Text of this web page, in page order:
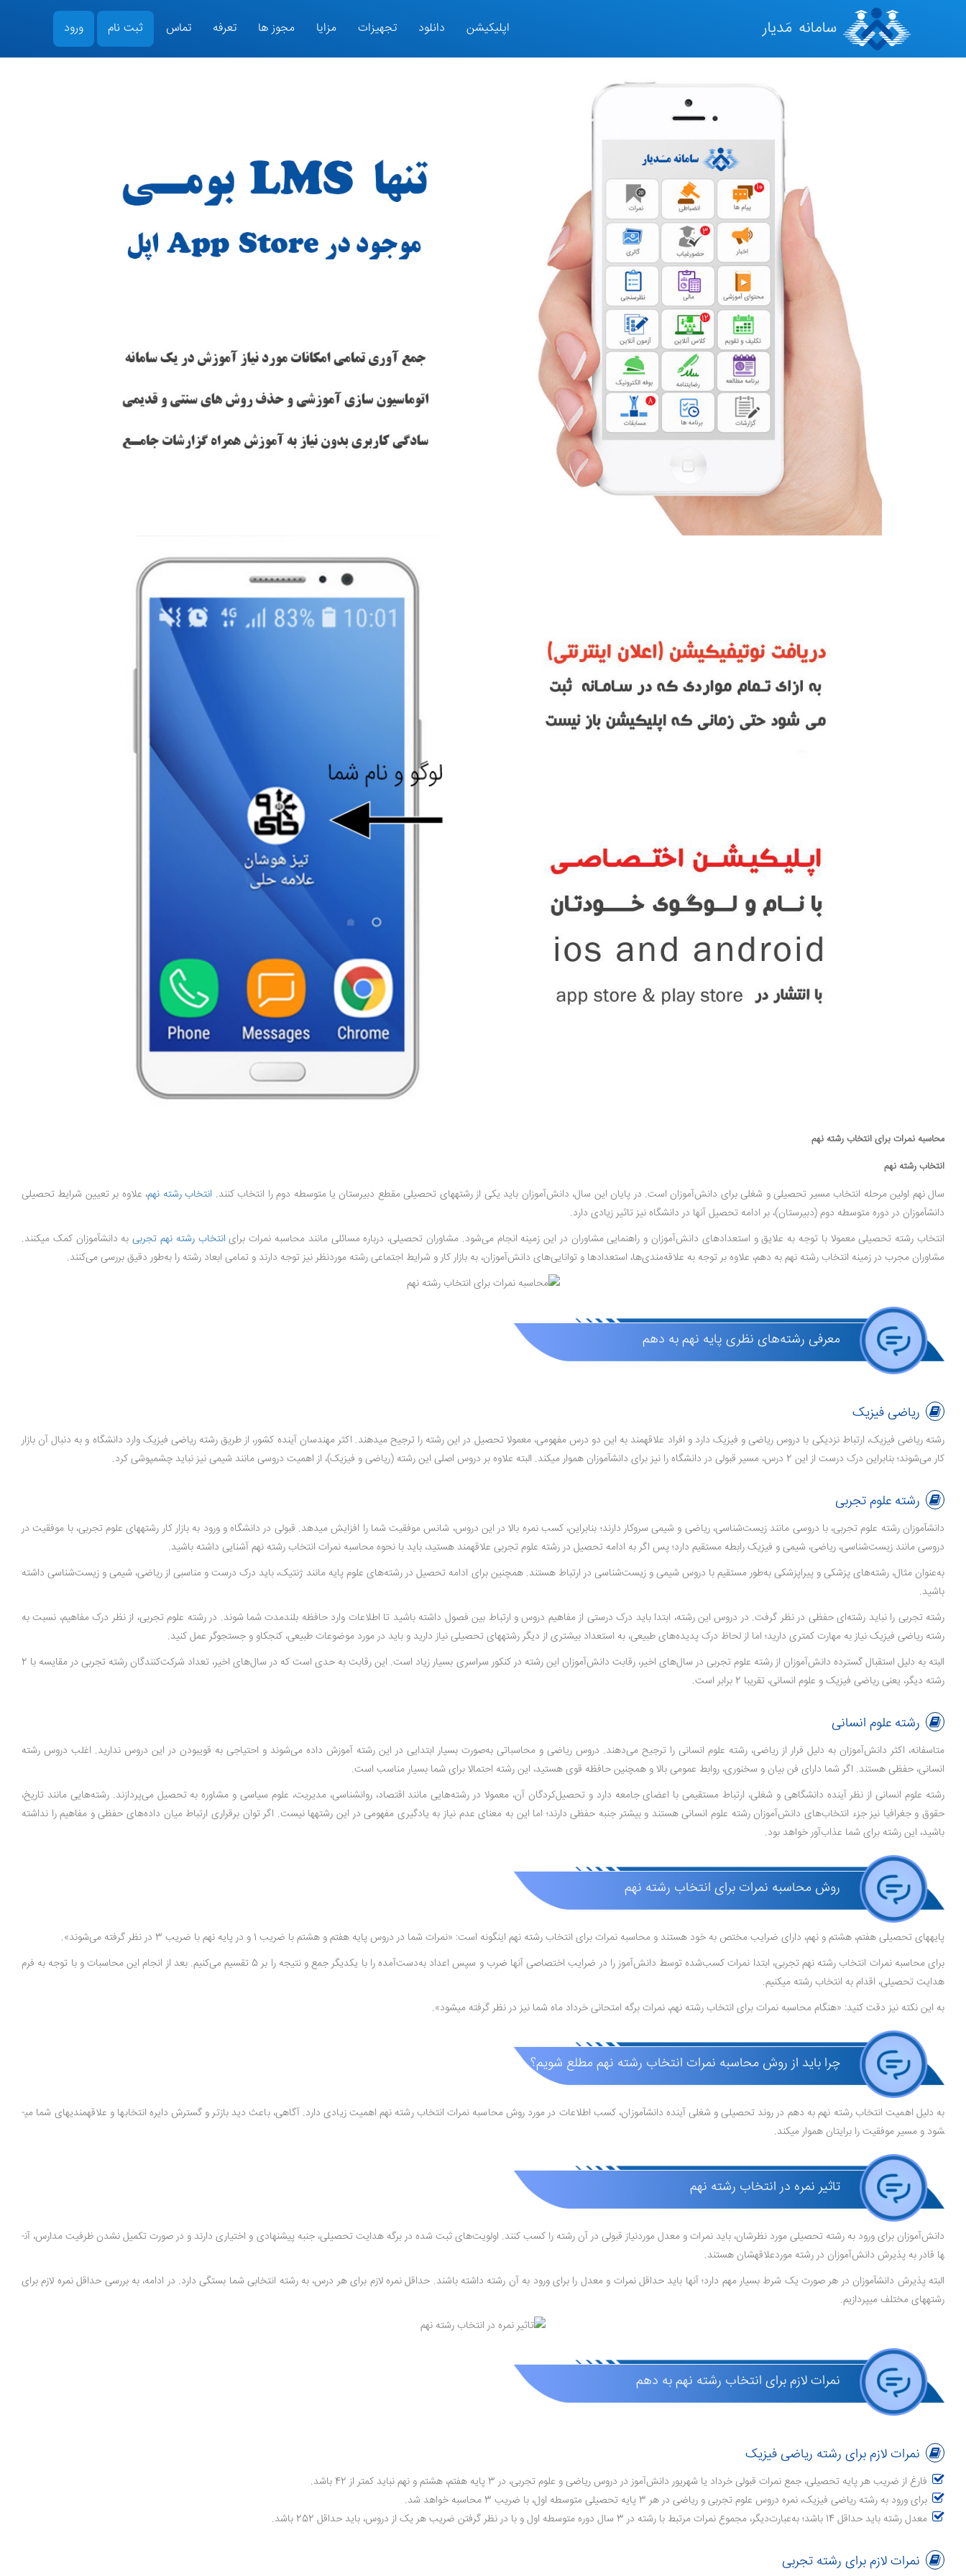
اپلیکیشن دانلود تجهیزات مزایا مجوز ها تعرفه تماس ثبت نام ورود
محاسبه نمرات برای انتخاب رشته نهم
انتخاب رشته نهم
سال نهم اولین‌ مرحله انتخاب مسیر تحصیلی و شغلی برای دانش‌آموزان است. در پایان این سال، دانش‌آموزان باید یکی از رشته­های تحصیلی مقطع دبیرستان یا متوسطه دوم را انتخاب کنند. انتخاب رشته نهم، علاوه بر تعیین شرایط تحصیلی
دانش­آموزان در دوره متوسطه دوم (دبیرستان)، بر ادامه تحصیل آن­ها در دانشگاه نیز تاثیر زیادی دارد.
انتخاب رشته تحصیلی معمولا با توجه به علایق و استعدادهای دانش‌آموزان و راهنمایی مشاوران در این زمینه انجام می‌شود. مشاوران تحصیلی، درباره مسائلی مانند محاسبه نمرات برایانتخاب رشته نهم تجربیبه دانش­آموزان کمک می­کنند.
مشاوران مجرب در زمینه انتخاب رشته نهم به دهم، علاوه بر توجه به علاقه‌مندی‌ها، استعدادها و توانایی‌های دانش‌آموزان، به بازار کار و شرایط اجتماعی رشته موردنظر نیز توجه دارند و تمامی ابعاد رشته را به‌طور دقیق بررسی می‌کنند.
معرفی رشته‌های نظری پایه نهم به دهم
ریاضی فیزیک
رشته ریاضی فیزیک، ارتباط نزدیکی با دروس ریاضی و فیزیک دارد و افراد علاقه­مند به این دو درس مفهومی، معمولا تحصیل در این رشته را ترجیح می­دهند. اکثر مهندسان آینده کشور، از طریق رشته ریاضی فیزیک وارد دانشگاه و به دنبال آن بازار
کار می‌شوند؛ بنابراین درک درست از این 2 درس، مسیر قبولی در دانشگاه را نیز برای دانش­آموزان هموار می­کند. البته علاوه بر دروس اصلی این رشته (ریاضی و فیزیک)، از اهمیت دروسی مانند شیمی نیز نباید چشم­پوشی کرد.
رشته علوم تجربی
دانش­آموزان رشته علوم تجربی، با دروسی مانند زیست‌شناسی، ریاضی و شیمی سروکار دارند؛ بنابراین، کسب نمره بالا در این دروس، شانس موفقیت شما را افزایش می­دهد. قبولی در دانشگاه و ورود به بازار کار رشته­های علوم تجربی، با موفقیت در
دروسی مانند زیست‌شناسی، ریاضی، شیمی و فیزیک رابطه مستقیم دارد؛ پس اگر به ادامه تحصیل در رشته علوم تجربی علاقه­مند هستید، باید با نحوه محاسبه نمرات انتخاب رشته نهم آشنایی داشته باشید.
به‌عنوان مثال، رشته‌های پزشکی و پیراپزشکی به‌طور مستقیم با دروس شیمی و زیست‌شناسی در ارتباط هستند. همچنین برای ادامه تحصیل در رشته‌های علوم پایه مانند ژنتیک، باید درک درست و مناسبی از ریاضی، شیمی و زیست‌شناسی داشته
باشید.
رشته تجربی را نباید رشته‌ای حفظی در نظر گرفت. در دروس این رشته، ابتدا باید درک درستی از مفاهیم دروس و ارتباط بین فصول داشته باشید تا اطلاعات وارد حافظه بلندمدت شما شوند. در رشته علوم تجربی، از نظر درک مفاهیم، نسبت به
رشته ریاضی فیزیک نیاز به مهارت کمتری دارید؛ اما از لحاظ درک پدیده‌های طبیعی، به استعداد بیشتری از دیگر رشته­های تحصیلی نیاز دارید و باید در مورد موضوعات طبیعی، کنجکاو و جستجوگر عمل کنید.
البته به دلیل استقبال گسترده دانش‌آموزان از رشته علوم تجربی در سال‌های اخیر، رقابت دانش‌آموزان این رشته در کنکور سراسری بسیار زیاد است. این رقابت به حدی است که در سال‌های اخیر، تعداد شرکت‌کنندگان رشته تجربی در مقایسه با 2
رشته دیگر، یعنی ریاضی فیزیک و علوم انسانی، تقریبا 2 برابر است.
رشته علوم انسانی
متاسفانه، اکثر دانش‌آموزان به دلیل فرار از ریاضی، رشته علوم انسانی را ترجیح می‌دهند. دروس ریاضی و محاسباتی به‌صورت بسیار ابتدایی در این رشته آموزش داده می‌شوند و احتیاجی به قوی­بودن در این دروس ندارید. اغلب دروس رشته
انسانی، حفظی هستند. اگر شما دارای فن بیان و سخنوری، روابط عمومی بالا و همچنین حافظه قوی هستید، این رشته احتمالا برای شما بسیار مناسب است.
رشته علوم انسانی از نظر آینده دانشگاهی و شغلی، ارتباط مستقیمی با اعضای جامعه دارد و تحصیل‌کردگان آن، معمولا در رشته‌هایی مانند اقتصاد، روانشناسی، مدیریت، علوم سیاسی و مشاوره به تحصیل می‌پردازند. رشته‌هایی مانند تاریخ،
حقوق و جغرافیا نیز جزء انتخاب‌های دانش‌آموزان رشته علوم انسانی هستند و بیشتر جنبه حفظی دارند؛ اما این به معنای عدم نیاز به یادگیری مفهومی در این رشته­ها نیست. اگر توان برقراری ارتباط میان داده‌های حفظی و مفاهیم را نداشته
باشید، این رشته برای شما عذاب‌آور خواهد بود.
روش محاسبه نمرات برای انتخاب رشته نهم
پایه­های تحصیلی هفتم، هشتم و نهم، دارای ضرایب مختص به خود هستند و محاسبه نمرات برای انتخاب رشته نهم این­گونه است: «نمرات شما در دروس پایه هفتم و هشتم با ضریب 1 و در پایه نهم با ضریب 3 در نظر گرفته می‌شوند».
برای محاسبه نمرات انتخاب رشته نهم تجربی، ابتدا نمرات کسب‌شده توسط دانش‌آموز را در ضرایب اختصاصی‌ آن­ها ضرب و سپس اعداد به‌دست‌آمده را با یکدیگر جمع و نتیجه را بر 5 تقسیم می‌کنیم. بعد از انجام این محاسبات و با توجه به فرم
هدایت تحصیلی، اقدام به انتخاب رشته می­کنیم.
به این نکته نیز دقت کنید: «هنگام محاسبه نمرات برای انتخاب رشته نهم، نمرات برگه امتحانی خرداد ماه شما نیز در نظر گرفته می­شود».
چرا باید از روش محاسبه نمرات انتخاب رشته نهم مطلع شویم؟
به دلیل اهمیت انتخاب رشته نهم به دهم در روند تحصیلی و شغلی آینده دانش­آموزان، کسب اطلاعات در مورد روش محاسبه نمرات انتخاب رشته نهم اهمیت زیادی دارد. آگاهی، باعث دید بازتر و گسترش دایره انتخاب­ها و علاقه­مندی­های شما می­
شود و مسیر موفقیت را برای­تان هموار می­کند.
تاثیر نمره در انتخاب رشته نهم
دانش‌آموزان برای ورود به رشته تحصیلی مورد نظرشان، باید نمرات و معدل موردنیاز قبولی در آن رشته را کسب کنند. اولویت‌های ثبت شده در برگه هدایت تحصیلی، جنبه پیشنهادی و اختیاری دارند و در صورت تکمیل نشدن ظرفیت مدارس، آن­
ها قادر به پذیرش دانش‌آموزان در رشته موردعلاقه­شان هستند.
البته پذیرش دانش­آموزان در هر صورت یک شرط بسیار مهم دارد؛ آن­ها باید حداقل نمرات و معدل را برای ورود به آن رشته داشته باشند. حداقل نمره لازم برای هر درس، به رشته انتخابی شما بستگی دارد. در ادامه، به بررسی حداقل نمره لازم برای
رشته­های مختلف می­پردازیم.
نمرات لازم برای انتخاب رشته نهم به دهم
نمرات لازم برای رشته ریاضی فیزیک
فارغ از ضریب هر پایه تحصیلی، جمع نمرات قبولی خرداد یا شهریور دانش‌آموز در دروس ریاضی و علوم تجربی، در 3 پایه هفتم، هشتم و نهم نباید کمتر از 42 باشد.
برای ورود به رشته ریاضی فیزیک، نمره دروس علوم تجربی و ریاضی در هر 3 پایه تحصیلی متوسطه اول، با ضریب 3 محاسبه خواهد شد.
معدل رشته باید حداقل 14 باشد؛ به‌عبارت‌دیگر، مجموع نمرات مرتبط با رشته در 3 سال دوره متوسطه اول و با در نظر گرفتن ضریب هر یک از دروس، باید حداقل 252 باشد.
نمرات لازم برای رشته تجربی